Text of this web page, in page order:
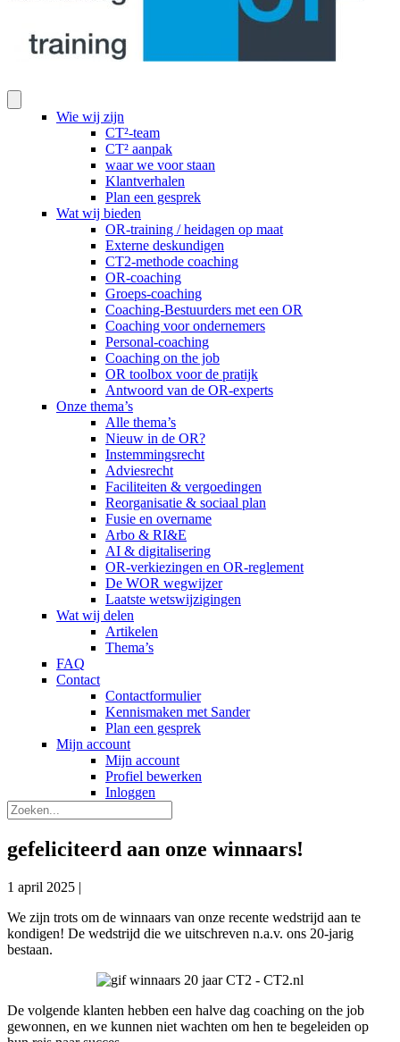
Wie wij zijn
CT²-team
CT² aanpak
waar we voor staan
Klantverhalen
Plan een gesprek
Wat wij bieden
OR-training / heidagen op maat
Externe deskundigen
CT2-methode coaching
OR-coaching
Groeps-coaching
Coaching-Bestuurders met een OR
Coaching voor ondernemers
Personal-coaching
Coaching on the job
OR toolbox voor de pratijk
Antwoord van de OR-experts
Onze thema’s
Alle thema’s
Nieuw in de OR?
Instemmingsrecht
Adviesrecht
Faciliteiten & vergoedingen
Reorganisatie & sociaal plan
Fusie en overname
Arbo & RI&E
AI & digitalisering
OR-verkiezingen en OR-reglement
De WOR wegwijzer
Laatste wetswijzigingen
Wat wij delen
Artikelen
Thema’s
FAQ
Contact
Contactformulier
Kennismaken met Sander
Plan een gesprek
Mijn account
Mijn account
Profiel bewerken
Inloggen
gefeliciteerd aan onze winnaars!
1 april 2025 |
We zijn trots om de winnaars van onze recente wedstrijd aan te
kondigen! De wedstrijd die we uitschreven n.a.v. ons 20-jarig
bestaan.
De volgende klanten hebben een halve dag coaching on the job
gewonnen, en we kunnen niet wachten om hen te begeleiden op